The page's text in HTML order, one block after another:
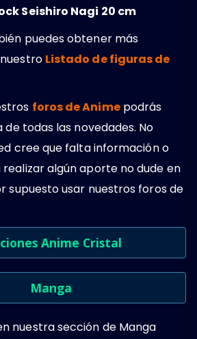
Seishiro Nagi 20 cm
puedes obtener más
Listado de figuras de
foros de Animepodrás
todas las novedades. No
cree que falta información o
algún aporte no dude en
supuesto usar nuestros foros de
Anime Cristal
Manga
nuestra sección de Manga